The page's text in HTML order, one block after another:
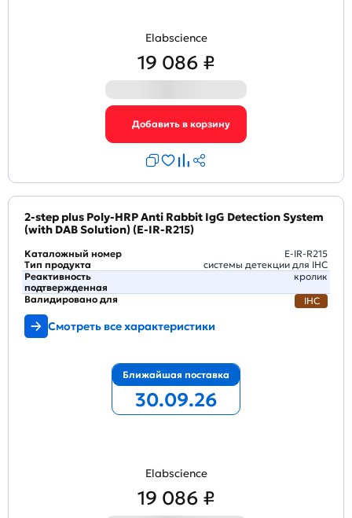
Elabscience
19 086 ₽
2-step plus Poly-HRP Anti Rabbit IgG Detection System
(with DAB Solution) (E-IR-R215)
Каталожный номер
E-IR-R215
Тип продукта
системы детекции для IHC
Реактивность
подтвержденная
кролик
Валидировано для
IHC
Смотреть все характеристики
Ближайшая поставка
30.09.26
Elabscience
19 086 ₽